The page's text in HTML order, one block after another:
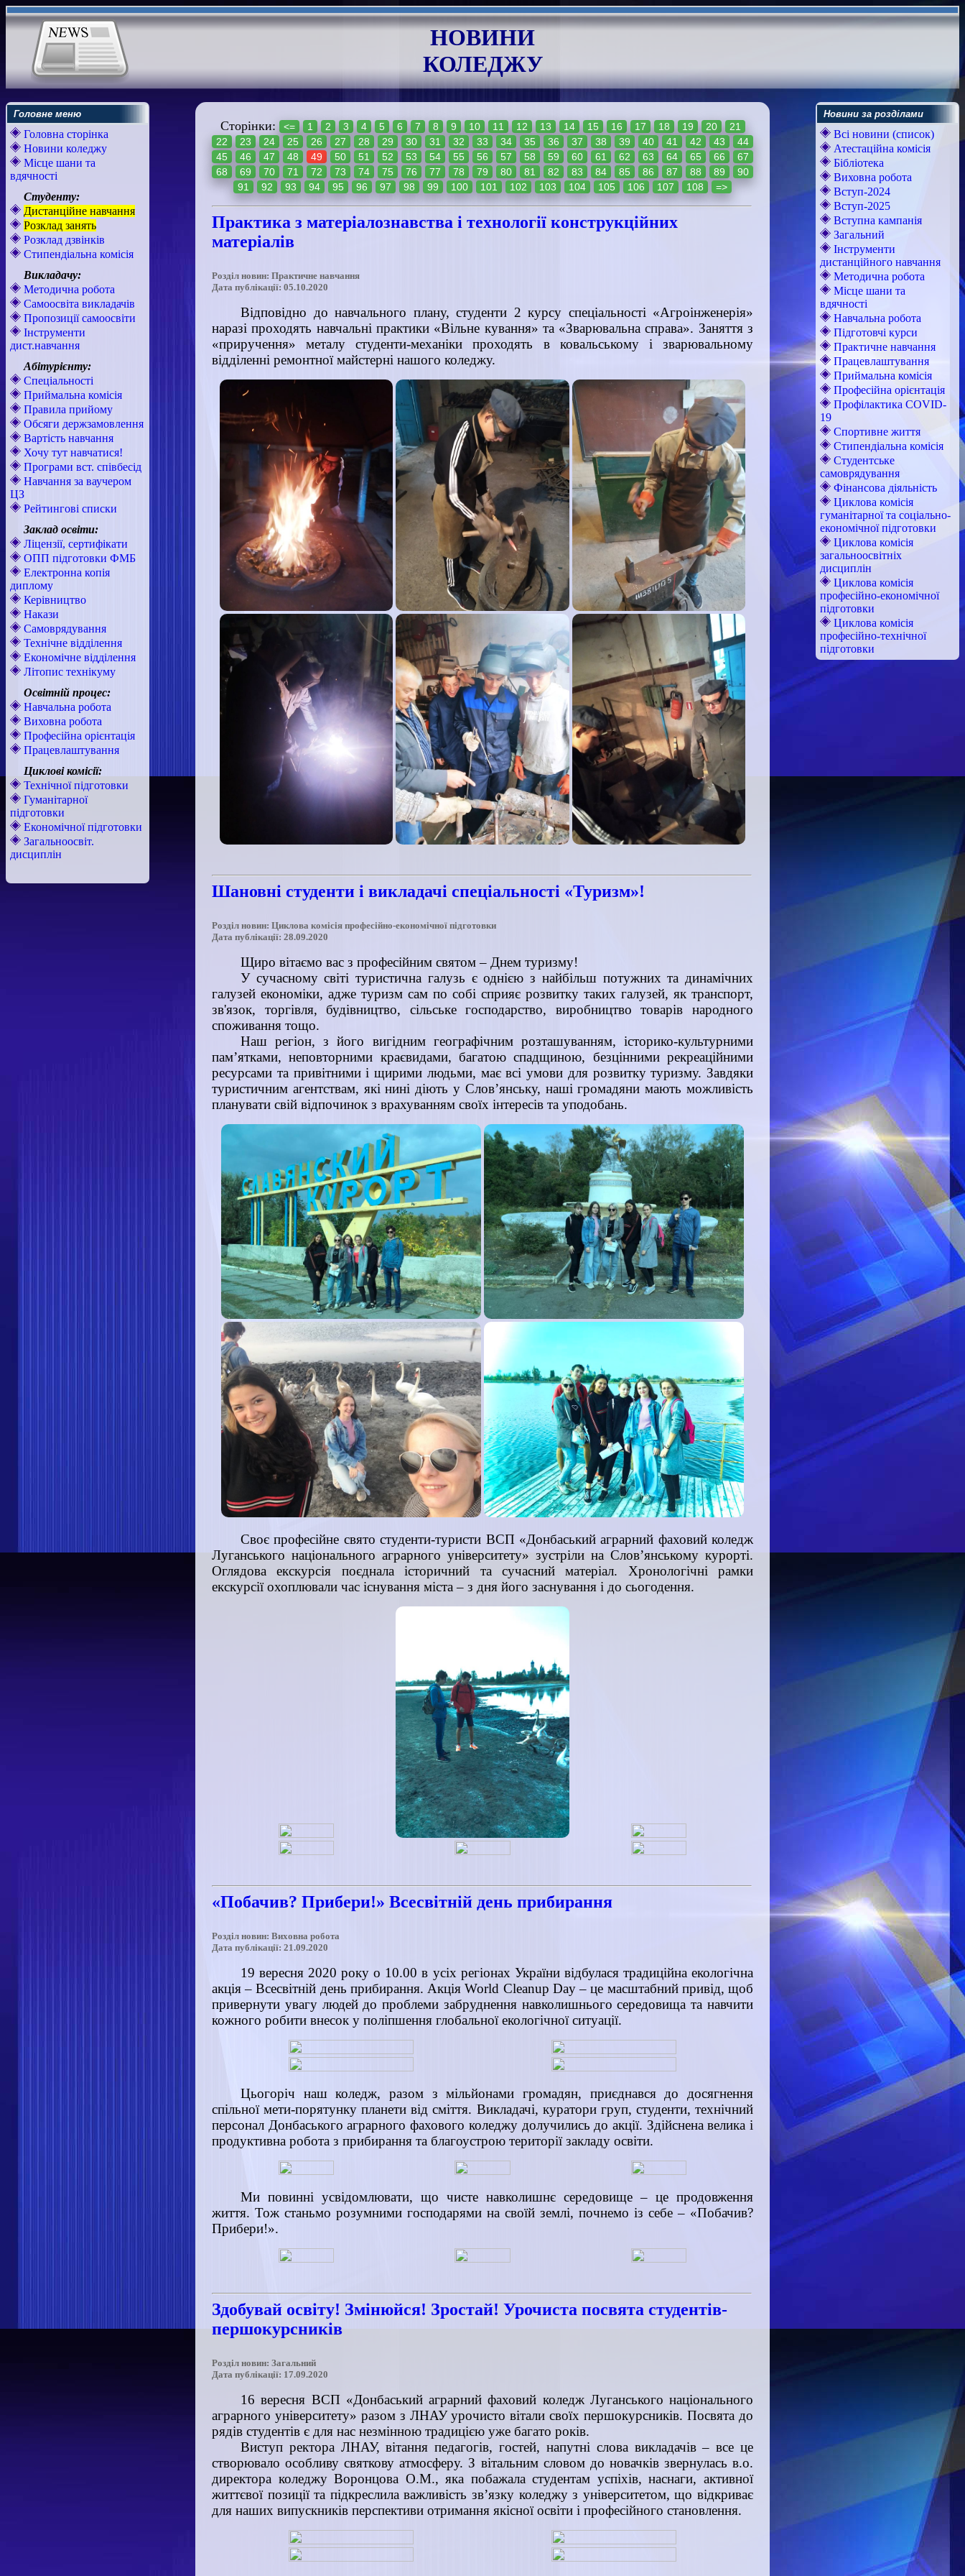
НОВИНИ
КОЛЕДЖУ
Головне меню
Головна сторінка
Новини коледжу
Місце шани та
вдячності
Студенту:
Дистанційне навчання
Розклад занять
Розклад дзвінків
Стипендіальна комісія
Викладачу:
Методична робота
Самоосвіта викладачів
Пропозиції самоосвіти
Інструменти
дист.навчання
Абітурієнту:
Спеціальності
Приймальна комісія
Правила прийому
Обсяги держзамовлення
Вартість навчання
Хочу тут навчатися!
Програми вст. співбесід
Навчання за ваучером
ЦЗ
Рейтингові списки
Заклад освіти:
Ліцензії, сертифікати
ОПП підготовки ФМБ
Електронна копія
диплому
Керівництво
Накази
Самоврядування
Технічне відділення
Економічне відділення
Літопис технікуму
Освітній процес:
Навчальна робота
Виховна робота
Професійна орієнтація
Працевлаштування
Циклові комісії:
Технічної підготовки
Гуманітарної
підготовки
Економічної підготовки
Загальноосвіт.
дисциплін
Сторінки: <= 1 2 3 4 5 6 7 8 9 10 11 12 13 14 15 16 17 18 19 20
21
22
23 24 25 26 27 28 29 30 31 32 33 34 35 36 37 38 39 40 41 42 43
44
45
46 47 48 49 50 51 52 53 54 55 56 57 58 59 60 61 62 63 64 65 66
67
68
69 70 71 72 73 74 75 76 77 78 79 80 81 82 83 84 85 86 87 88 89
90
91
92 93 94 95 96 97 98 99 100 101 102 103 104 105 106 107 108 =>
Практика з матеріалознавства і технології конструкційних
матеріалів
Розділ новин: Практичне навчання
Дата публікації: 05.10.2020
Відповідно до навчального плану, студенти 2 курсу спеціальності «Агроінженерія»
наразі проходять навчальні практики «Вільне кування» та «Зварювальна справа». Заняття з
«приручення» металу студенти-механіки проходять в ковальському і зварювальному
відділенні ремонтної майстерні нашого коледжу.
Шановні студенти і викладачі спеціальності «Туризм»!
Розділ новин: Циклова комісія професійно-економічної підготовки
Дата публікації: 28.09.2020
Щиро вітаємо вас з професійним святом – Днем туризму!
У сучасному світі туристична галузь є однією з найбільш потужних та динамічних
галузей економіки, адже туризм сам по собі сприяє розвитку таких галузей, як транспорт,
зв'язок, торгівля, будівництво, сільське господарство, виробництво товарів народного
споживання тощо.
Наш регіон, з його вигідним географічним розташуванням, історико-культурними
пам’ятками, неповторними краєвидами, багатою спадщиною, безцінними рекреаційними
ресурсами та привітними і щирими людьми, має всі умови для розвитку туризму. Завдяки
туристичним агентствам, які нині діють у Слов’янську, наші громадяни мають можливість
планувати свій відпочинок з врахуванням своїх інтересів та уподобань.
Своє професійне свято студенти-туристи ВСП «Донбаський аграрний фаховий коледж
Луганського національного аграрного університету» зустріли на Слов’янському курорті.
Оглядова екскурсія поєднала історичний та сучасний матеріал. Хронологічні рамки
екскурсії охоплювали час існування міста – з дня його заснування і до сьогодення.
«Побачив? Прибери!» Всесвітній день прибирання
Розділ новин: Виховна робота
Дата публікації: 21.09.2020
19 вересня 2020 року о 10.00 в усіх регіонах України відбулася традиційна екологічна
акція – Всесвітній день прибирання. Акція World Cleanup Day – це масштабний привід, щоб
привернути увагу людей до проблеми забруднення навколишнього середовища та навчити
кожного робити внесок у поліпшення глобальної екологічної ситуації.
Цьогоріч наш коледж, разом з мільйонами громадян, приєднався до досягнення
спільної мети-порятунку планети від сміття. Викладачі, куратори груп, студенти, технічний
персонал Донбаського аграрного фахового коледжу долучились до акції. Здійснена велика і
продуктивна робота з прибирання та благоустрою території закладу освіти.
Ми повинні усвідомлювати, що чисте навколишнє середовище – це продовження
життя. Тож станьмо розумними господарями на своїй землі, почнемо із себе – «Побачив?
Прибери!».
Здобувай освіту! Змінюйся! Зростай! Урочиста посвята студентів-
першокурсників
Розділ новин: Загальний
Дата публікації: 17.09.2020
16 вересня ВСП «Донбаський аграрний фаховий коледж Луганського національного
аграрного університету» разом з ЛНАУ урочисто вітали своїх першокурсників. Посвята до
рядів студентів є для нас незмінною традицією уже багато років.
Виступ ректора ЛНАУ, вітання педагогів, гостей, напутні слова викладачів – все це
створювало особливу святкову атмосферу. З вітальним словом до новачків звернулась в.о.
директора коледжу Воронцова О.М., яка побажала студентам успіхів, наснаги, активної
життєвої позиції та підкреслила важливість зв’язку коледжу з університетом, що відкриває
для наших випускників перспективи отримання якісної освіти і професійного становлення.
Новини за розділами
Всі новини (список)
Атестаційна комісія
Бібліотека
Виховна робота
Вступ-2024
Вступ-2025
Вступна кампанія
Загальний
Інструменти
дистанційного навчання
Методична робота
Місце шани та
вдячності
Навчальна робота
Підготовчі курси
Практичне навчання
Працевлаштування
Приймальна комісія
Професійна орієнтація
Профілактика COVID-
19
Спортивне життя
Стипендіальна комісія
Студентське
самоврядування
Фінансова діяльність
Циклова комісія
гуманітарної та соціально-
економічної підготовки
Циклова комісія
загальноосвітніх
дисциплін
Циклова комісія
професійно-економічної
підготовки
Циклова комісія
професійно-технічної
підготовки